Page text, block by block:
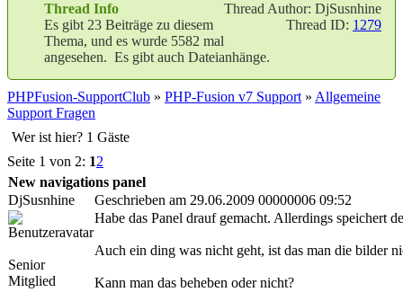
Thread Author: DjSusnhine
Thread ID: 1279
Thread Info
Es gibt 23 Beiträge zu diesem
Thema, und es wurde 5582 mal
angesehen. Es gibt auch Dateianhänge.
PHPFusion-SupportClub » PHP-Fusion v7 Support » Allgemeine
Support Fragen
Wer ist hier? 1 Gäste
Seite 1 von 2: 12
New navigations panel
DjSusnhine
Geschrieben am 29.06.2009 00000006 09:52
Senior
Mitglied
Habe das Panel drauf gemacht. Allerdings speichert
Auch ein ding was nicht geht, ist das man die bilder
Kann man das beheben oder nicht?